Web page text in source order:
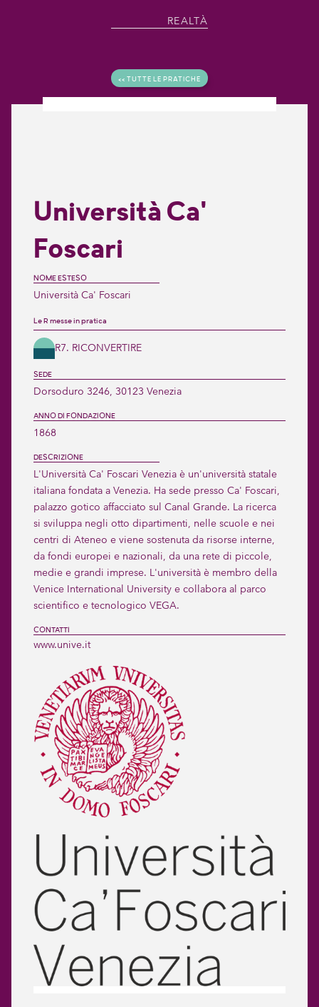
REALTÀ
<< TUTTE LE PRATICHE
Università Ca'
Foscari
NOME ESTESO
Università Ca' Foscari
Le R messe in pratica
R7. RICONVERTIRE
SEDE
Dorsoduro 3246, 30123 Venezia
ANNO DI FONDAZIONE
1868
DESCRIZIONE
L'Università Ca' Foscari Venezia è un'università statale
italiana fondata a Venezia. Ha sede presso Ca' Foscari,
palazzo gotico affacciato sul Canal Grande. La ricerca
si sviluppa negli otto dipartimenti, nelle scuole e nei
centri di Ateneo e viene sostenuta da risorse interne,
da fondi europei e nazionali, da una rete di piccole,
medie e grandi imprese. L'università è membro della
Venice International University e collabora al parco
scientifico e tecnologico VEGA.
CONTATTI
www.unive.it